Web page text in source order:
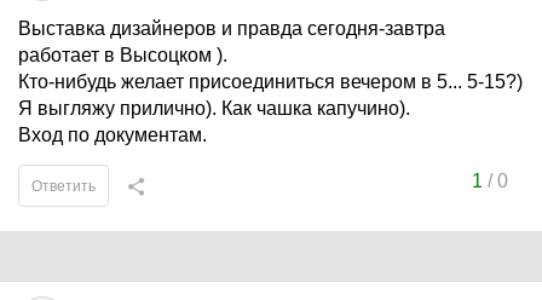
Выставка дизайнеров и правда сегодня-завтра
работает в Высоцком ).
Кто-нибудь желает присоединиться вечером в 5... 5-15?)
Я выгляжу прилично). Как чашка капучино).
Вход по документам.
1 /0
Ответить